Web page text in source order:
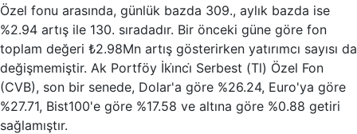
Özel fonu arasında, günlük bazda 309., aylık bazda ise
%2.94 artış ile 130. sıradadır. Bir önceki güne göre fon
toplam değeri ₺2.98Mn artış gösterirken yatırımcı sayısı da
değişmemiştir. Ak Portföy İki̇nci̇ Serbest (Tl) Özel Fon
(CVB), son bir senede, Dolar'a göre %26.24, Euro'ya göre
%27.71, Bist100'e göre %17.58 ve altına göre %0.88 getiri
sağlamıştır.